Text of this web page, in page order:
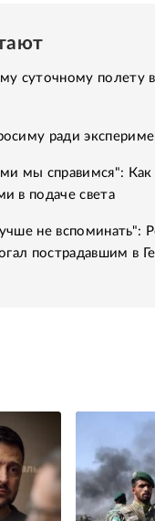
суточному полету
ради
мы справимся":
в подаче света
не вспоминать":
пострадавшим в